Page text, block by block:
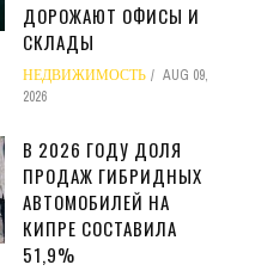
ДОРОЖАЮТ ОФИСЫ И
СКЛАДЫ
НЕДВИЖИМОСТЬ
AUG 09,
2026
В 2026 ГОДУ ДОЛЯ
ПРОДАЖ ГИБРИДНЫХ
АВТОМОБИЛЕЙ НА
КИПРЕ СОСТАВИЛА
51,9%
US
Cyprus